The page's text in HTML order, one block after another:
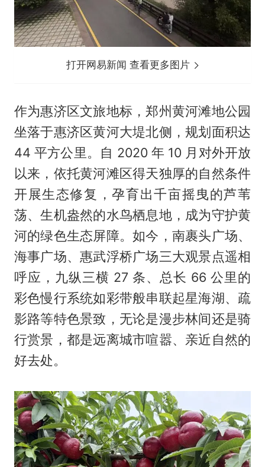
打开网易新闻 查看更多图片
作为惠济区文旅地标，郑州黄河滩地公园
坐落于惠济区黄河大堤北侧，规划面积达
44 平方公里。自 2020 年 10 月对外开放
以来，依托黄河滩区得天独厚的自然条件
开展生态修复，孕育出千亩摇曳的芦苇
荡、生机盎然的水鸟栖息地，成为守护黄
河的绿色生态屏障。如今，南裹头广场、
海事广场、惠武浮桥广场三大观景点遥相
呼应，九纵三横 27 条、总长 66 公里的
彩色慢行系统如彩带般串联起星海湖、疏
影路等特色景致，无论是漫步林间还是骑
行赏景，都是远离城市喧嚣、亲近自然的
好去处。